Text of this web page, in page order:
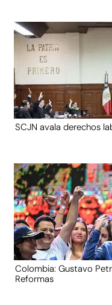
SCJN avala derechos
Colombia: Gustavo
Reformas